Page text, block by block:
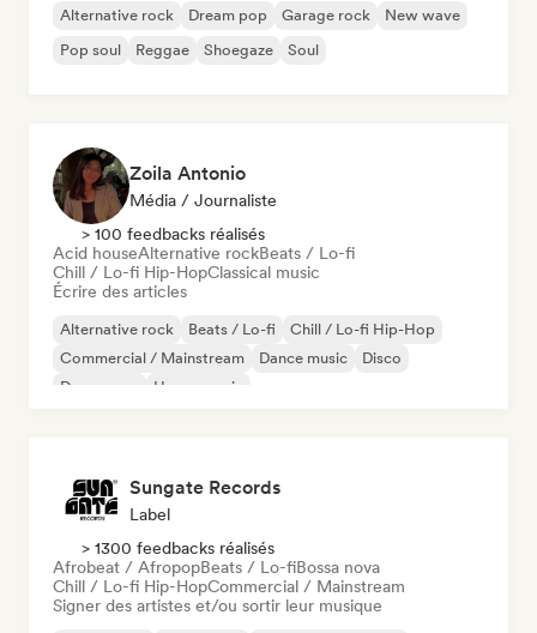
Alternative rock Dream pop Garage rock
New wave
Pop soul
Reggae Shoegaze Soul
Zoila Antonio
Média / Journaliste
> 100 feedbacks réalisés
Acid houseAlternative rockBeats / Lo-fi
Chill / Lo-fi Hip-HopClassical music
Écrire des articles
Alternative rock Beats / Lo-fi
Chill / Lo-fi Hip-Hop
Commercial / Mainstream
Dance music
Disco
Dream pop
House music
Sungate Records
Label
> 1300 feedbacks réalisés
Afrobeat / AfropopBeats / Lo-fiBossa nova
Chill / Lo-fi Hip-HopCommercial / Mainstream
Signer des artistes et/ou sortir leur musique